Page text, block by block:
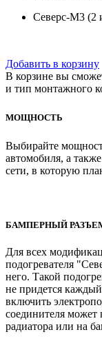
Северс-М3 (2
Добавить в корзину
В корзине вы
и тип монтажного
МОЩНОСТЬ
Выбирайте
автомобиля, а
сети, в которую
БАМПЕРНЫЙ
Для всех
подогревателя
него. Такой
не придется
включить
соединителя может
радиатора или на